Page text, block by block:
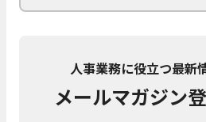
人事業務に役立つ最新
メールマガジン